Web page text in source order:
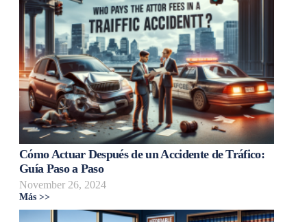
Cómo Actuar Después de un Accidente de Tráfico:
Guía Paso a Paso
November 26, 2024
Más >>